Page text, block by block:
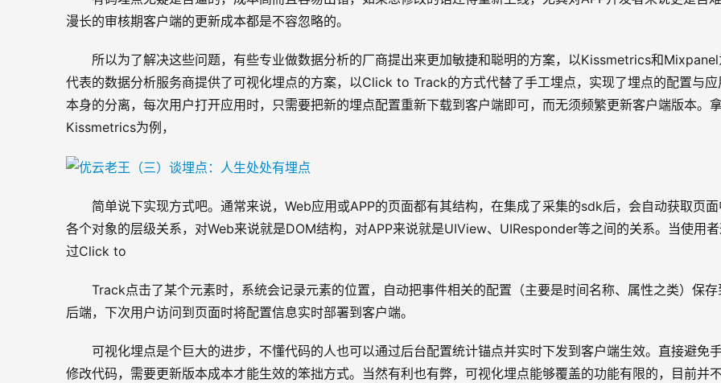
漫长的审核期客户端的更新成本都是不容忽略的。
所以为了解决这些问题，有些专业做数据分析的厂商提出来更加敏捷和聪明的方案，以Kissmetrics和Mixpanel
代表的数据分析服务商提供了可视化埋点的方案，以Click to Track的方式代替了手工埋点，实现了埋点的配置与应
本身的分离，每次用户打开应用时，只需要把新的埋点配置重新下载到客户端即可，而无须频繁更新客户端版本。
Kissmetrics为例，
简单说下实现方式吧。通常来说，Web应用或APP的页面都有其结构，在集成了采集的sdk后，会自动获取页面
各个对象的层级关系，对Web来说就是DOM结构，对APP来说就是UIView、UIResponder等之间的关系。当使用
过Click to
Track点击了某个元素时，系统会记录元素的位置，自动把事件相关的配置（主要是时间名称、属性之类）保存
后端，下次用户访问到页面时将配置信息实时部署到客户端。
可视化埋点是个巨大的进步，不懂代码的人也可以通过后台配置统计锚点并实时下发到客户端生效。直接避免
修改代码，需要更新版本成本才能生效的笨拙方式。当然有利也有弊，可视化埋点能够覆盖的功能有限的，目前并